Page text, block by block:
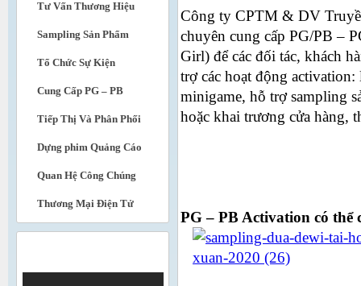
Tư Vấn Thương Hiệu
Sampling Sản Phẩm
Tổ Chức Sự Kiện
Cung Cấp PG – PB
Tiếp Thị Và Phân Phối
Dựng phim Quảng Cáo
Quan Hệ Công Chúng
Thương Mại Điện Tử
Công ty CPTM & DV
chuyên cung cấp PG/PB –
Girl) để các đối tác, khách
trợ các hoạt động
minigame, hỗ trợ sampling
hoặc khai trương cửa
PG – PB Activation có